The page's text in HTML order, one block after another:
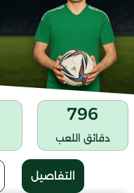
796
دقائق اللعب
التفاصيل